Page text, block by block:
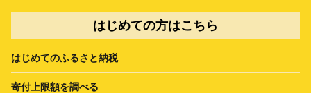
はじめての方はこちら
はじめてのふるさと納税
寄付上限額を調べる